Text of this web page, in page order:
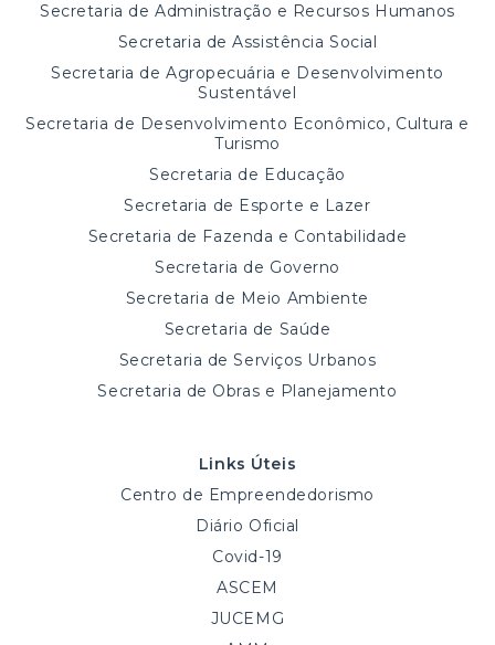
Secretaria de Administração e Recursos Humanos
Secretaria de Assistência Social
Secretaria de Agropecuária e Desenvolvimento
Sustentável
Secretaria de Desenvolvimento Econômico, Cultura e
Turismo
Secretaria de Educação
Secretaria de Esporte e Lazer
Secretaria de Fazenda e Contabilidade
Secretaria de Governo
Secretaria de Meio Ambiente
Secretaria de Saúde
Secretaria de Serviços Urbanos
Secretaria de Obras e Planejamento
Links Úteis
Centro de Empreendedorismo
Diário Oficial
Covid-19
ASCEM
JUCEMG